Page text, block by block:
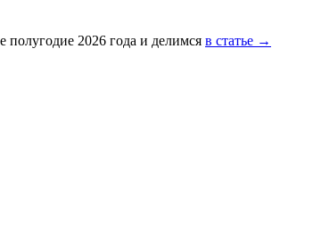
полугодие 2026 года и делимся в статье →